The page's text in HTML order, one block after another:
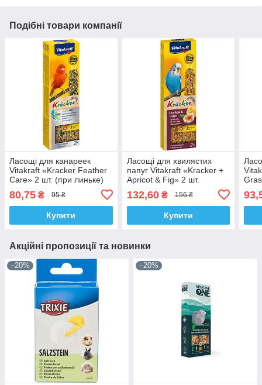
Подібні товари компанії
Ласощі для канареек
Vitakraft «Kracker Feather
Care» 2 шт. (при линьке)
80,75 ₴ 95 ₴
Купити
Ласощі для хвилястих
папуг Vitakraft «Kracker +
Apricot & Fig» 2 шт.
132,60₴ 156 ₴
Купити
Акційні пропозиції та новинки
–20% –20%